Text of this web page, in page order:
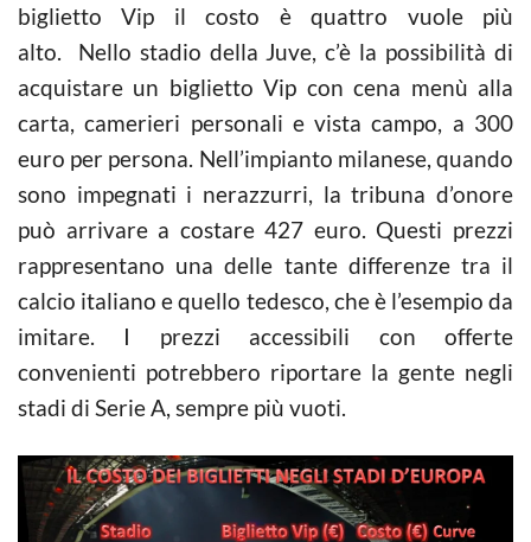
biglietto Vip il costo è quattro vuole più
alto. Nello stadio della Juve, c’è la possibilità di
acquistare un biglietto Vip con cena menù alla
carta, camerieri personali e vista campo, a 300
euro per persona. Nell’impianto milanese, quando
sono impegnati i nerazzurri, la tribuna d’onore
può arrivare a costare 427 euro. Questi prezzi
rappresentano una delle tante differenze tra il
calcio italiano e quello tedesco, che è l’esempio da
imitare. I prezzi accessibili con offerte
convenienti potrebbero riportare la gente negli
stadi di Serie A, sempre più vuoti.